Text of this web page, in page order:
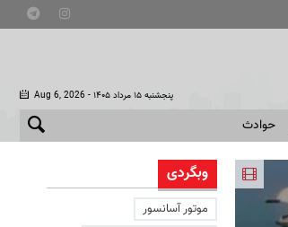
Aug 6, 2026 - پنجشنبه ۱۵ مرداد ۱۴۰۵
حوادث
وبگردی
موتور آسانسور